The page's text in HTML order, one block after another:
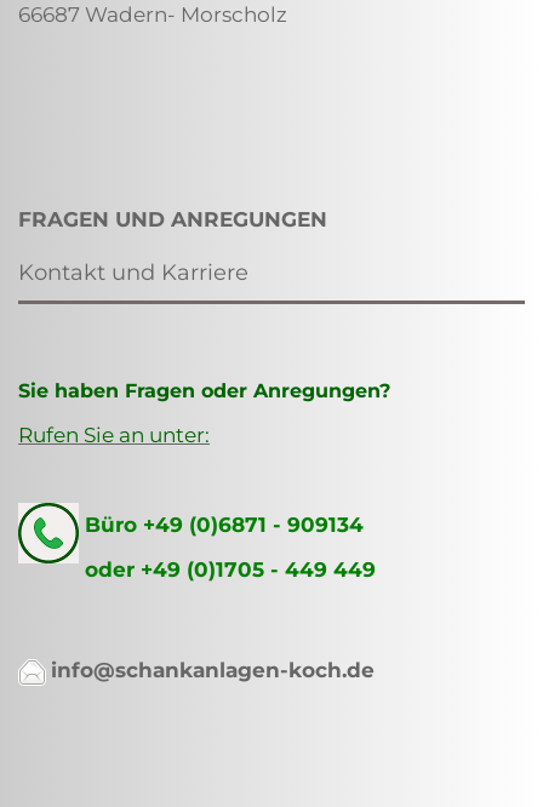
66687 Wadern- Morscholz
FRAGEN UND ANREGUNGEN
Kontakt und Karriere
Sie haben Fragen oder Anregungen?
Rufen Sie an unter:
Büro +49 (0)6871 - 909134
oder +49 (0)1705 - 449 449
info@schankanlagen-koch.de